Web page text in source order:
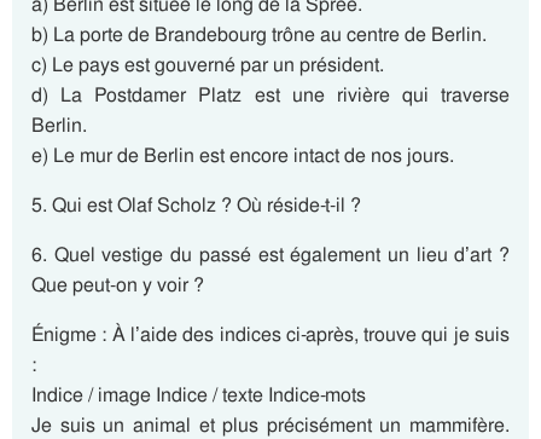
b) La porte de Brandebourg trône au centre de Berlin.
c) Le pays est gouverné par un président.
d) La Postdamer Platz est une rivière qui traverse
Berlin.
e) Le mur de Berlin est encore intact de nos jours.
5. Qui est Olaf Scholz ? Où réside-t-il ?
6. Quel vestige du passé est également un lieu d’art ?
Que peut-on y voir ?
Énigme : À l’aide des indices ci-après, trouve qui je suis
:
Indice / image Indice / texte Indice-mots
Je suis un animal et plus précisément un mammifère.